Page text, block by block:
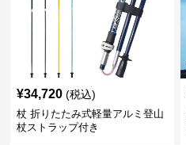
¥34,720 (税込)
杖 折りたたみ式軽量アルミ登山
杖ストラップ付き